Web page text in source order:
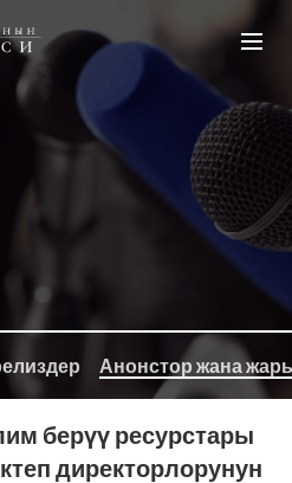
Анонстор жана
берүү ресурстары
директорлорунун